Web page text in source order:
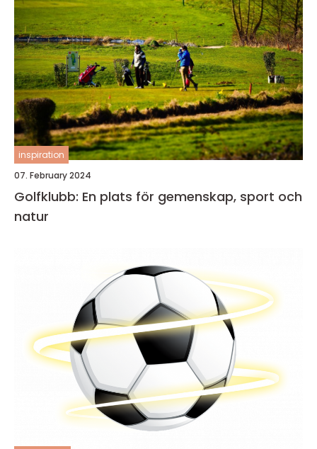
inspiration
07. February 2024
Golfklubb: En plats för gemenskap, sport och
natur